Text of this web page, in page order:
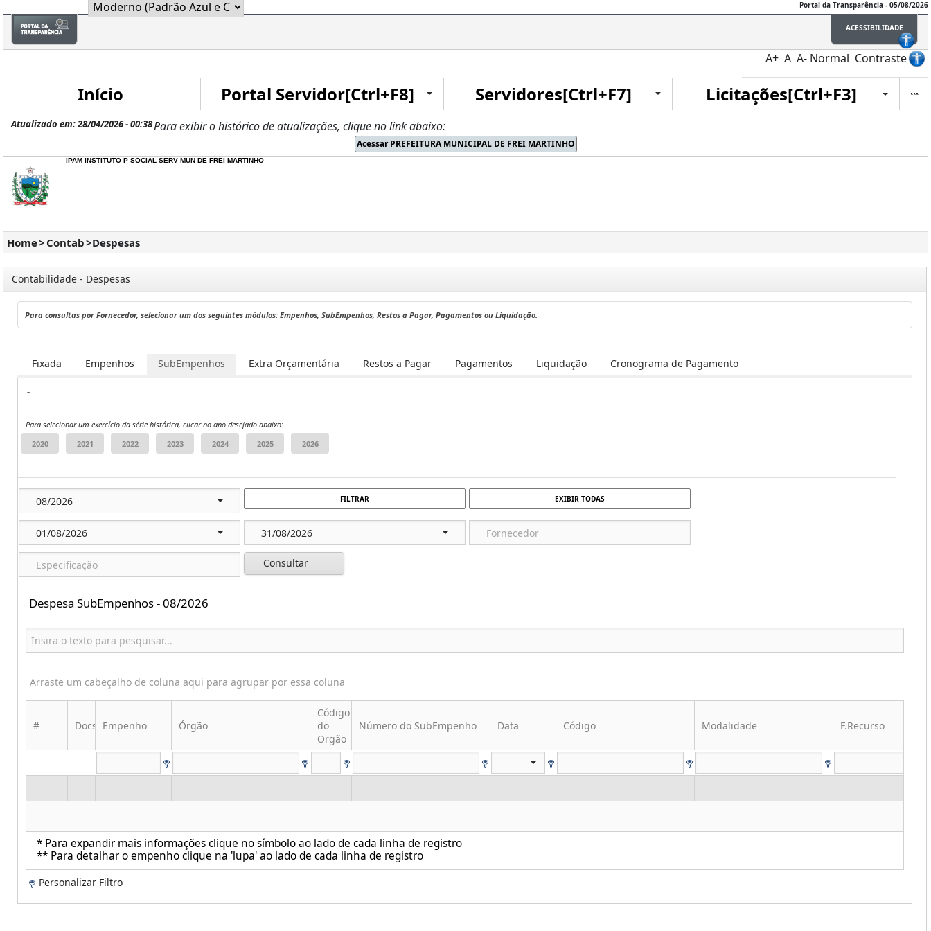
Portal da Transparência - 05/08/2026
ACESSIBILIDADE
A+ A A- Normal Contraste
Início Portal Servidor[Ctrl+F8] Servidores[Ctrl+F7] Licitações[Ctrl+F3]
Para exibir o histórico de atualizações, clique no link abaixo:
Atualizado em: 28/04/2026 - 00:38
IPAM INSTITUTO P SOCIAL SERV MUN DE FREI MARTINHO
Home> Contab>Despesas
Contabilidade - Despesas
Para consultas por Fornecedor, selecionar um dos seguintes módulos: Empenhos, SubEmpenhos, Restos a Pagar, Pagamentos ou Liquidação.
Fixada Empenhos SubEmpenhos Extra Orçamentária Restos a Pagar Pagamentos Liquidação Cronograma de Pagamento
-
Para selecionar um exercício da série histórica, clicar no ano desejado abaixo:
FILTRAR EXIBIR TODAS
Consultar
Despesa SubEmpenhos - 08/2026
Arraste um cabeçalho de coluna aqui para agrupar por essa coluna
* Para expandir mais informações clique no símbolo ao lado de cada linha de registro
** Para detalhar o empenho clique na 'lupa' ao lado de cada linha de registro
# Docs Empenho Órgão
Código
do
Orgão
Número do SubEmpenho Data Código Modalidade F.Recurso
Personalizar Filtro